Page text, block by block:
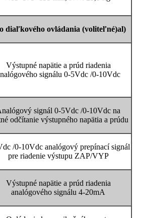
diaľkového ovládania (voliteľné)al)
Výstupné napätie a prúd riadenia
signálu 0-5Vdc /0-10Vdc
signál 0-5Vdc /0-10Vdc na
odčítanie výstupného napätia a prúdu
/0-10Vdc analógový prepínací signál
pre riadenie výstupu ZAP/VYP
Výstupné napätie a prúd riadenia
analógového signálu 4-20mA